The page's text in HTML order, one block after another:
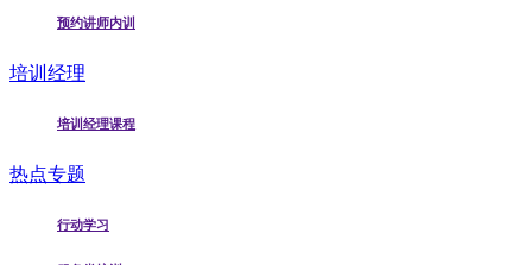
预约讲师内训
培训经理
培训经理课程
热点专题
行动学习